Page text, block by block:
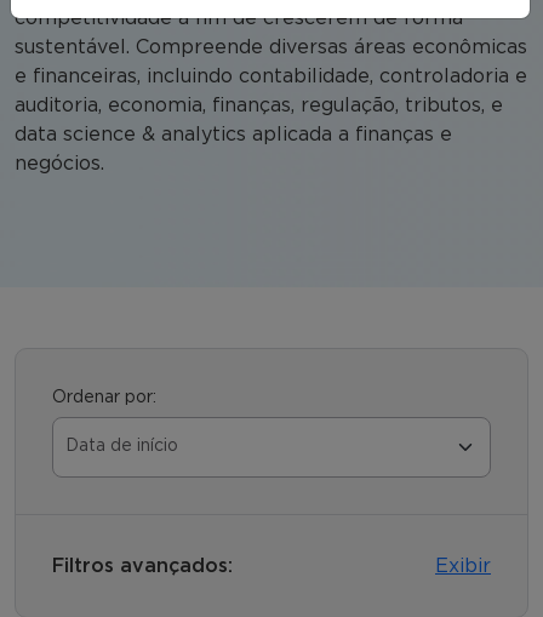
competitividade a fim de crescerem de forma
sustentável. Compreende diversas áreas econômicas
e financeiras, incluindo contabilidade, controladoria e
auditoria, economia, finanças, regulação, tributos, e
data science & analytics aplicada a finanças e
negócios.
Ordenar por:
Filtros avançados: Exibir